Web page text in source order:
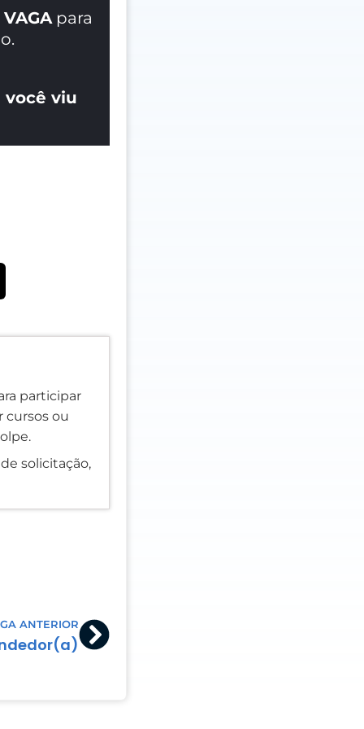
para
você viu
participar
cursos ou
solicitação,
ANTERIORNext